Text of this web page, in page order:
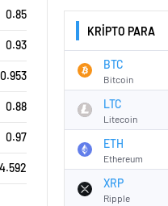
0.85
0.93
0.953
0.88
0.97
4.592
KRİPTO PARA
BTC
Bitcoin
LTC
Litecoin
ETH
Ethereum
XRP
Ripple